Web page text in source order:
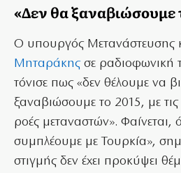
«Δεν θα ξαναβιώσουμε
Ο υπουργός Μετανάστευσης
Μηταράκηςσε ραδιοφωνική
τόνισε πως «δεν θέλουμε να
ξαναβιώσουμε το 2015, με
ροές μεταναστών». Φαίνεται,
συμπλέουμε με Τουρκία»,
στιγμής δεν έχει προκύψει